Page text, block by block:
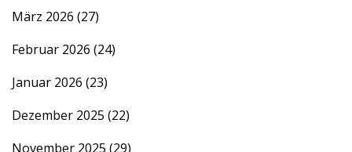
März 2026 (27)
Februar 2026 (24)
Januar 2026 (23)
Dezember 2025 (22)
November 2025 (29)